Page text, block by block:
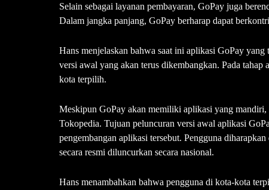
Selain sebagai layanan pembayaran, GoPay juga
Dalam jangka panjang, GoPay berharap dapat
Hans menjelaskan bahwa saat ini aplikasi GoPay
versi awal yang akan terus dikembangkan. Pada
kota terpilih.
Meskipun GoPay akan memiliki aplikasi yang mandiri,
Tokopedia. Tujuan peluncuran versi awal aplikasi
pengembangan aplikasi tersebut. Pengguna
secara resmi diluncurkan secara nasional.
Hans menambahkan bahwa pengguna di kota-kota